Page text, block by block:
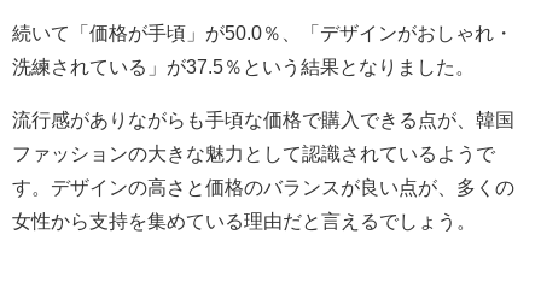
続いて「価格が手頃」が50.0％、「デザインがおしゃれ・
洗練されている」が37.5％という結果となりました。
流行感がありながらも手頃な価格で購入できる点が、韓国
ファッションの大きな魅力として認識されているようで
す。デザインの高さと価格のバランスが良い点が、多くの
女性から支持を集めている理由だと言えるでしょう。